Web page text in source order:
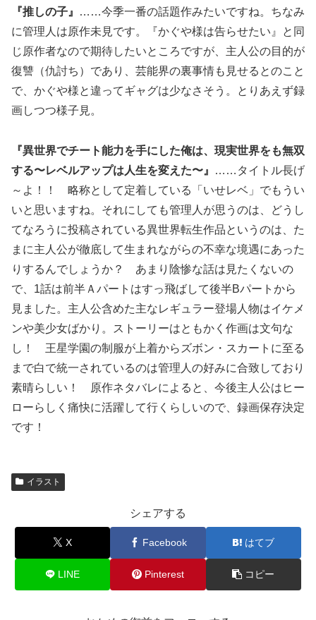
『推しの子』
……今季一番の話題作みたいですね。ちなみ
に管理人は原作未見です。『かぐや様は告らせたい』と同
じ原作者なので期待したいところですが、主人公の目的が
復讐（仇討ち）であり、芸能界の裏事情も見せるとのこと
で、かぐや様と違ってギャグは少なさそう。とりあえず録
画しつつ様子見。
『異世界でチート能力を手にした俺は、現実世界をも無双
する〜レベルアップは人生を変えた〜』
……タイトル長げ
～よ！！ 略称として定着している「いせレベ」でもうい
いと思いますね。それにしても管理人が思うのは、どうし
てなろうに投稿されている異世界転生作品というのは、た
まに主人公が徹底して生まれながらの不幸な境遇にあった
りするんでしょうか？ あまり陰惨な話は見たくないの
で、1話は前半Ａパートはすっ飛ばして後半Bパートから
見ました。主人公含めた主なレギュラー登場人物はイケメ
ンや美少女ばかり。ストーリーはともかく作画は文句な
し！ 王星学園の制服が上着からズボン・スカートに至る
まで白で統一されているのは管理人の好みに合致しており
素晴らしい！ 原作ネタバレによると、今後主人公はヒー
ローらしく痛快に活躍して行くらしいので、録画保存決定
です！
イラスト
シェアする
X Facebook はてブ
LINE Pinterest コピー